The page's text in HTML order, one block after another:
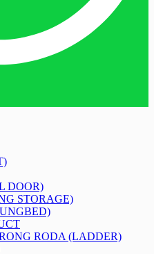
DOOR)
STORAGE)
RODA (LADDER)